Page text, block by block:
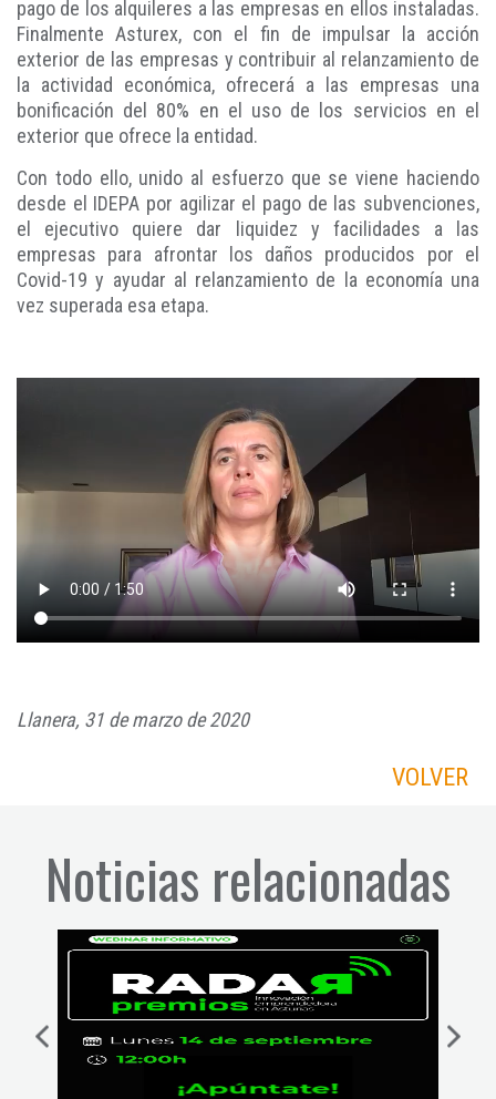
pago de los alquileres a las empresas en ellos instaladas.
Finalmente Asturex, con el fin de impulsar la acción
exterior de las empresas y contribuir al relanzamiento de
la actividad económica, ofrecerá a las empresas una
bonificación del 80% en el uso de los servicios en el
exterior que ofrece la entidad.
Con todo ello, unido al esfuerzo que se viene haciendo
desde el IDEPA por agilizar el pago de las subvenciones,
el ejecutivo quiere dar liquidez y facilidades a las
empresas para afrontar los daños producidos por el
Covid-19 y ayudar al relanzamiento de la economía una
vez superada esa etapa.
Llanera, 31 de marzo de 2020
VOLVER
Noticias relacionadas